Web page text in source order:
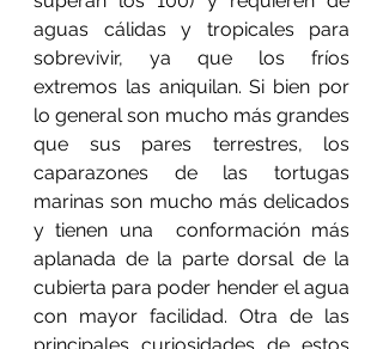
aguas cálidas y tropicales para
sobrevivir, ya que los fríos
extremos las aniquilan. Si bien por
lo general son mucho más grandes
que sus pares terrestres, los
caparazones de las
marinas son mucho más delicados
y tienen una  conformación más
aplanada de la parte dorsal de la
cubierta para poder hender el agua
con mayor facilidad. Otra de las